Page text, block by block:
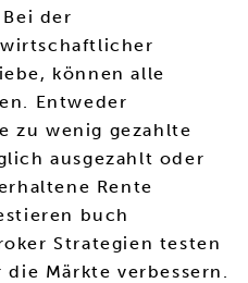
der
können alle
Entweder
zu wenig gezahlte
ausgezahlt oder
Rente
buch
Strategien testen
Märkte verbessern.